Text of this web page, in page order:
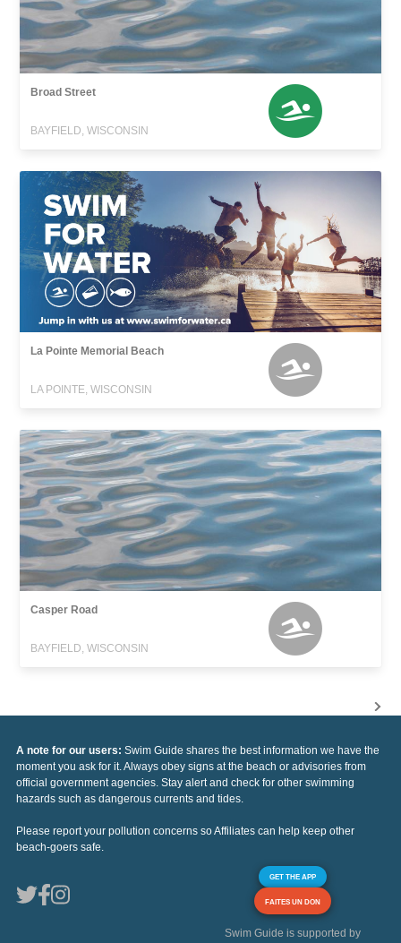
Broad Street
BAYFIELD, WISCONSIN
La Pointe Memorial Beach
LA POINTE, WISCONSIN
Casper Road
BAYFIELD, WISCONSIN
A note for our users: Swim Guide shares the best information we have the
moment you ask for it. Always obey signs at the beach or advisories from
official government agencies. Stay alert and check for other swimming
hazards such as dangerous currents and tides.
Please report your pollution concerns so Affiliates can help keep other
beach-goers safe.
GET THE APP
FAITES UN DON
Swim Guide is supported by